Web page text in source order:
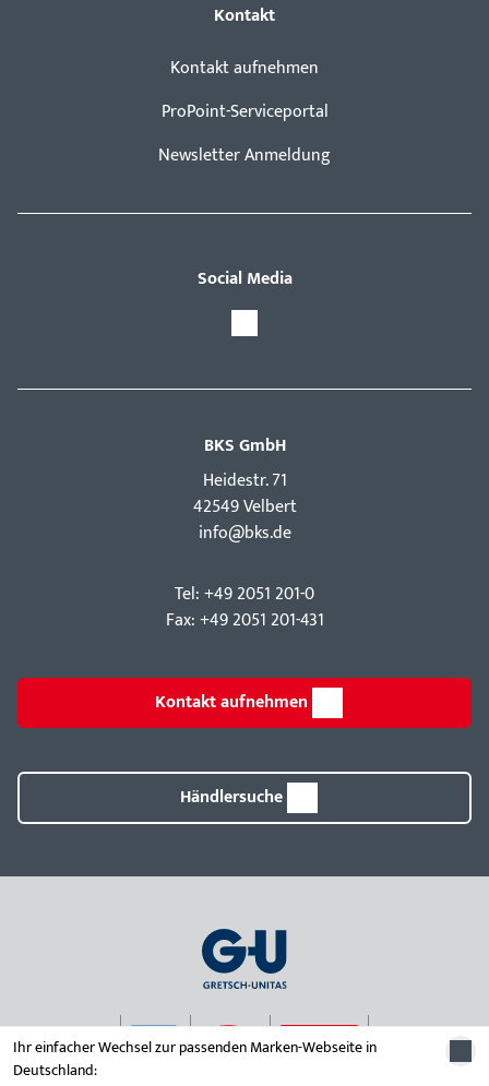
Ihr einfacher Wechsel zur passenden Marken-Webseite in
Deutschland:
Kontakt
Kontakt aufnehmen
ProPoint-Serviceportal
Newsletter Anmeldung
Social Media
BKS GmbH
Hei­destr. 71
42549 Velbert
info@bks.de
Tel: +49 2051 201-0
Fax: +49 2051 201-431
Kontakt aufnehmen
Händlersuche